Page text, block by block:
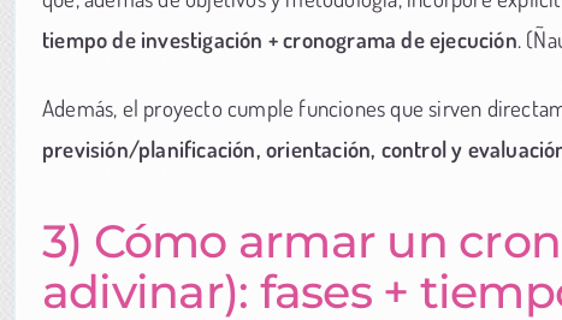
tiempo de investigación + cronograma de ejecución.
Además, el proyecto cumple funciones que sirven
previsión/planificación, orientación, control y
3) Cómo armar un
adivinar): fases +